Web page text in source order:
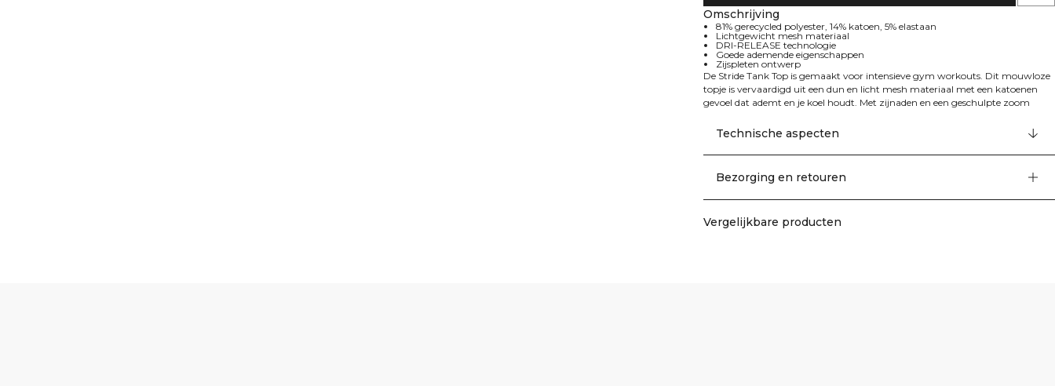
Omschrijving
81% gerecycled polyester, 14% katoen, 5% elastaan
Lichtgewicht mesh materiaal
DRI-RELEASE technologie
Goede ademende eigenschappen
Zijspleten ontwerp
De Stride Tank Top is gemaakt voor intensieve gym workouts. Dit mouwloze
topje is vervaardigd uit een dun en licht mesh materiaal met een katoenen
gevoel dat ademt en je koel houdt. Met zijnaden en een geschulpte zoom
zijnaden zijn naar voren geplaatst voor een flatterende look. Het ICIW-logo
siert de voorkant en de achterkant is langer dan de voorkant. DRI-RELEASE:
81% gerecycled polyester, 14% katoen, 5% elastaan.
Technische aspecten
Bezorging en retouren
Vergelijkbare producten